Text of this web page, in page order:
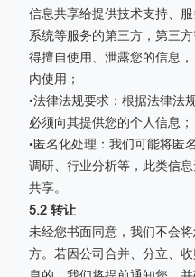
信息共享给提供技术支持、
系统等服务的第三方，第三
得擅自使用、泄露您的信息
内使用；
•法律法规要求：根据法律法
必须向其提供您的个人信息；
•匿名化处理：我们可能将匿
调研、行业分析等，此类信
共享。
5.2 转让
未经您书面同意，我们不会
方。若因公司合并、分立、